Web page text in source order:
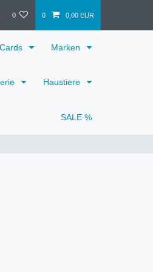
0 0 0,00 EUR
Marken
Haustiere
SALE %